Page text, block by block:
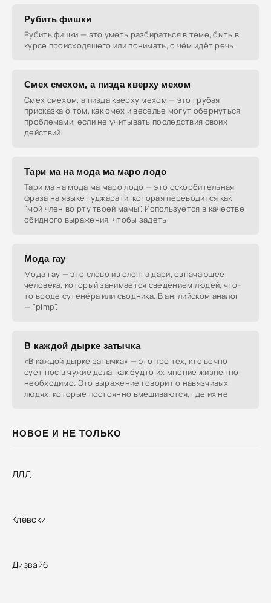
НОВОЕ И НЕ ТОЛЬКО
ДДД
Клёвски
Дизвайб
Рубить фишки
Рубить фишки — это уметь разбираться в теме, быть в
курсе происходящего или понимать, о чём идёт речь.
Смех смехом, а пизда кверху мехом
Смех смехом, а пизда кверху мехом — это грубая
присказка о том, как смех и веселье могут обернуться
проблемами, если не учитывать последствия своих
действий.
Тари ма на мода ма маро лодо
Тари ма на мода ма маро лодо — это оскорбительная
фраза на языке гуджарати, которая переводится как
"мой член во рту твоей мамы". Используется в качестве
обидного выражения, чтобы задеть
Мода гау
Мода гау — это слово из сленга дари, означающее
человека, который занимается сведением людей, что-
то вроде сутенёра или сводника. В английском аналог
— "pimp".
В каждой дырке затычка
«В каждой дырке затычка» — это про тех, кто вечно
сует нос в чужие дела, как будто их мнение жизненно
необходимо. Это выражение говорит о навязчивых
людях, которые постоянно вмешиваются, где их не